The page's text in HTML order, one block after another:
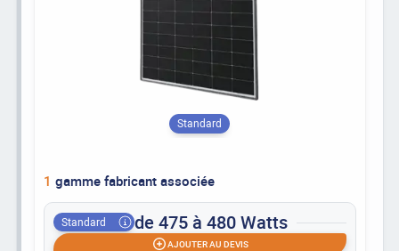
Standard
1 gamme fabricant associée
Standard de 475 à 480 Watts
AJOUTER AU DEVIS